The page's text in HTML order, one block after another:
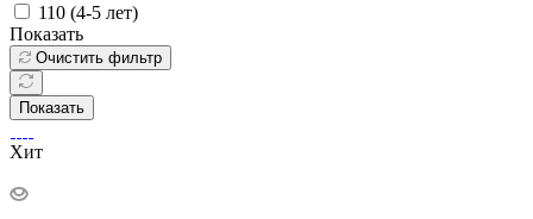
110 (4-5 лет)
Показать
Очистить фильтр
Показать
Хит